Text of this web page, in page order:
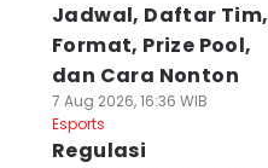
Jadwal, Daftar Tim,
Format, Prize Pool,
dan Cara Nonton
7 Aug 2026, 16:36 WIB
Esports
Regulasi